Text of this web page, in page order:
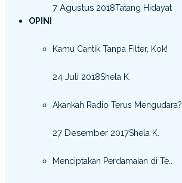
7 Agustus 2018Tatang Hidayat
OPINI
Kamu Cantik Tanpa Filter, Kok!
24 Juli 2018Shela K.
Akankah Radio Terus Mengudara?
27 Desember 2017Shela K.
Menciptakan Perdamaian di Te..